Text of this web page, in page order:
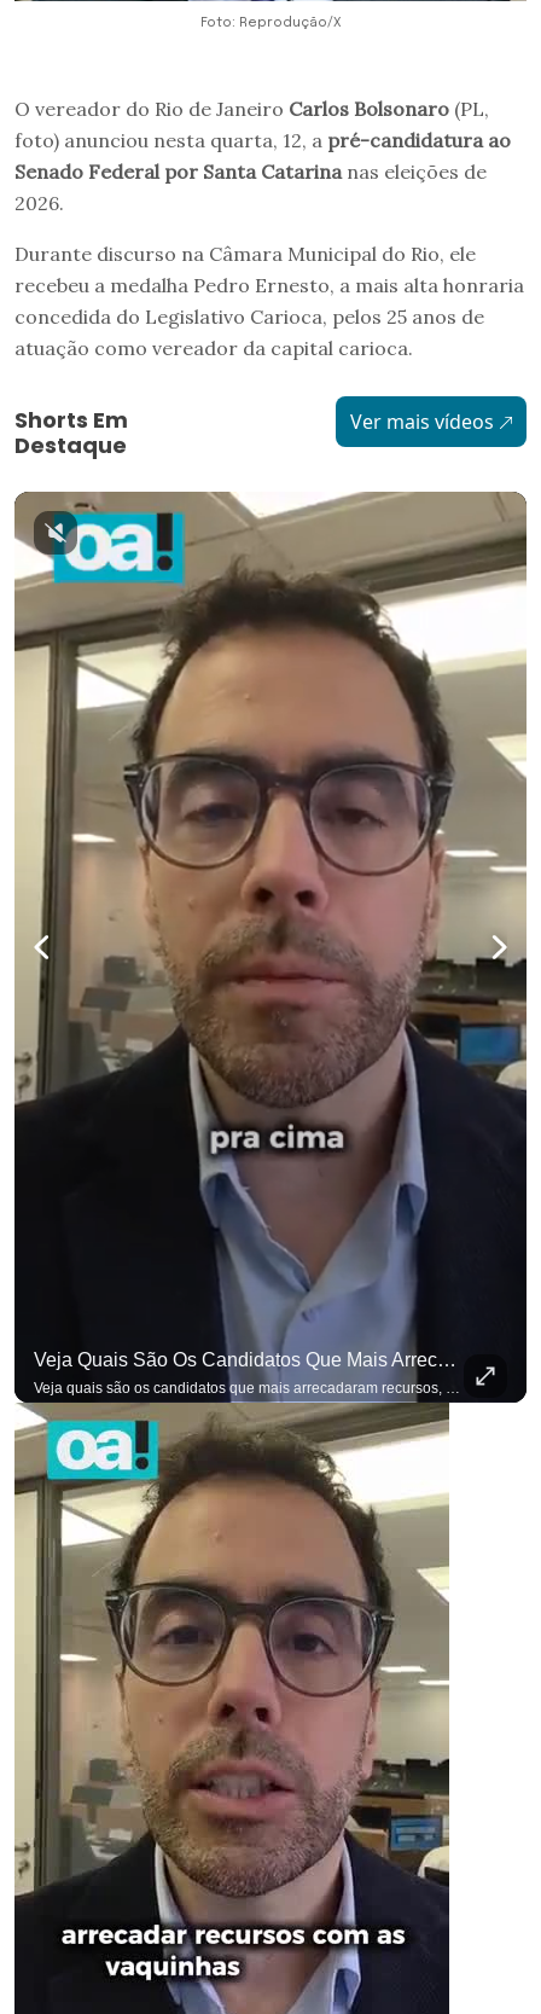
Foto: Reprodução/X
O vereador do Rio de Janeiro Carlos Bolsonaro (PL,
foto) anunciou nesta quarta, 12, a pré-candidatura ao
Senado Federal por Santa Catarina nas eleições de
2026.
Durante discurso na Câmara Municipal do Rio, ele
recebeu a medalha Pedro Ernesto, a mais alta honraria
concedida do Legislativo Carioca, pelos 25 anos de
atuação como vereador da capital carioca.
Shorts Em
Destaque
Ver mais vídeos
Veja Quais São Os Candidatos Que Mais Arrecadaram Recursos, Até Agora, Por Meio De Vaquinhas Eleito